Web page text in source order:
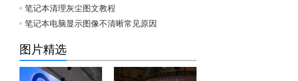
笔记本清理灰尘图文教程
笔记本电脑显示图像不清晰常见原因
图片精选